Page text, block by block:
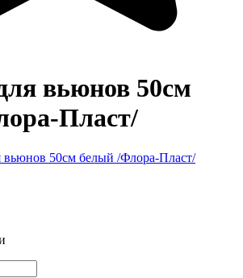
вьюнов 50см
Пласт/